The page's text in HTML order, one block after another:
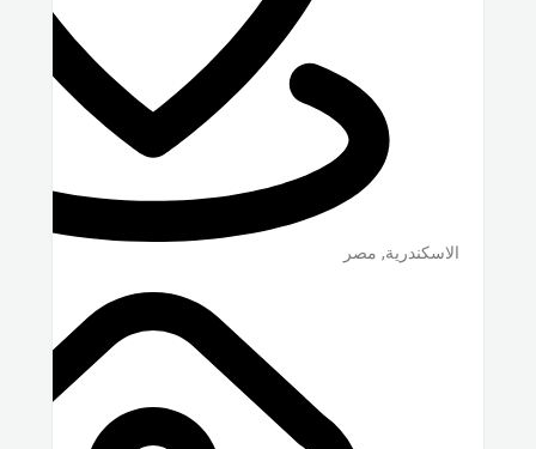
الاسكندرية, مصر